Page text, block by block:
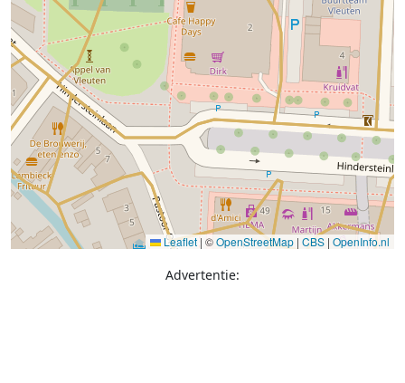
Leaflet | ©OpenStreetMap | CBS | OpenInfo.nl
Advertentie: